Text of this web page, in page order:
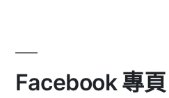
Facebook 專頁